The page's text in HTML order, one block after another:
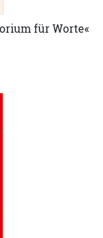
für Worte«